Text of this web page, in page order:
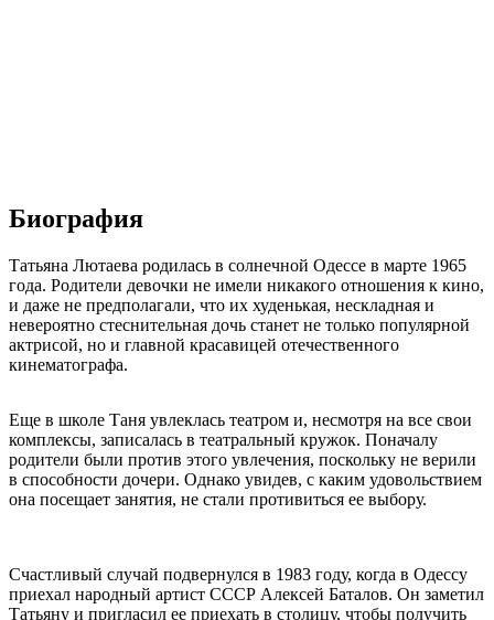
Биография
Татьяна Лютаева родилась в солнечной Одессе в марте 1965
года. Родители девочки не имели никакого отношения к кино,
и даже не предполагали, что их худенькая, нескладная и
невероятно стеснительная дочь станет не только популярной
актрисой, но и главной красавицей отечественного
кинематографа.
Еще в школе Таня увлеклась театром и, несмотря на все свои
комплексы, записалась в театральный кружок. Поначалу
родители были против этого увлечения, поскольку не верили
в способности дочери. Однако увидев, с каким удовольствием
она посещает занятия, не стали противиться ее выбору.
Счастливый случай подвернулся в 1983 году, когда в Одессу
приехал народный артист СССР Алексей Баталов. Он заметил
Татьяну и пригласил ее приехать в столицу, чтобы получить